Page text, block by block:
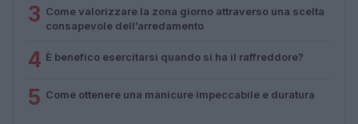
3 Come valorizzare la zona giorno attraverso una scelta
consapevole dell’arredamento
4 È benefico esercitarsi quando si ha il raffreddore?
5 Come ottenere una manicure impeccabile e duratura